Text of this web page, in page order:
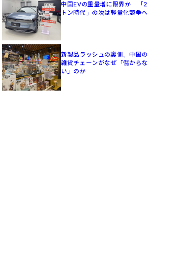
中国EVの重量増に限界か 「2
トン時代」の次は軽量化競争へ
新製品ラッシュの裏側、中国の
雑貨チェーンがなぜ「儲からな
い」のか